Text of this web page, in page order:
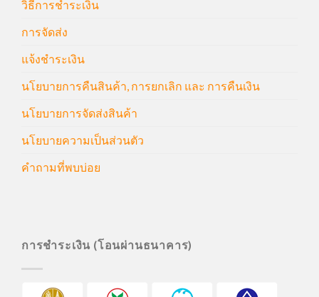
วิธีการชำระเงิน
การจัดส่ง
แจ้งชำระเงิน
นโยบายการคืนสินค้า, การยกเลิก และ การคืนเงิน
นโยบายการจัดส่งสินค้า
นโยบายความเป็นส่วนตัว
คำถามที่พบบ่อย
การชำระเงิน (โอนผ่านธนาคาร)